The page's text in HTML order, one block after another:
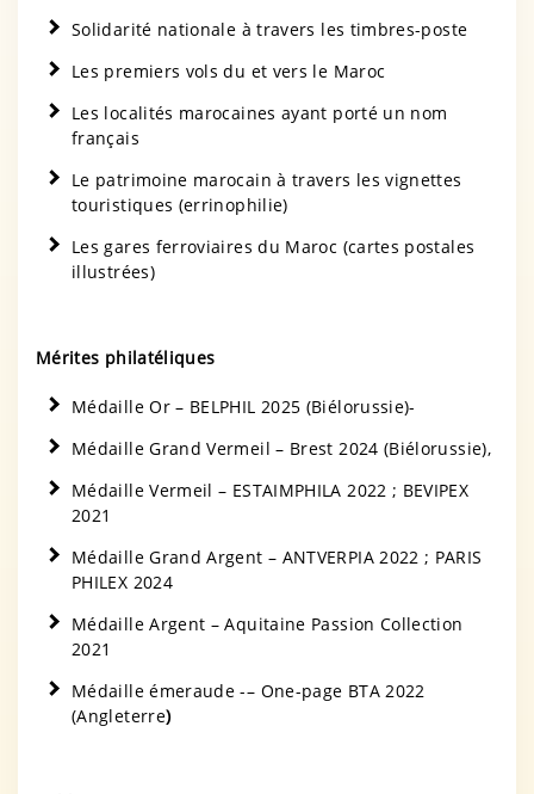
Solidarité nationale à travers les timbres-poste
Les premiers vols du et vers le Maroc
Les localités marocaines ayant porté un nom
français
Le patrimoine marocain à travers les vignettes
touristiques (errinophilie)
Les gares ferroviaires du Maroc (cartes postales
illustrées)
Mérites philatéliques
Médaille Or – BELPHIL 2025 (Biélorussie)-
Médaille Grand Vermeil – Brest 2024 (Biélorussie),
Médaille Vermeil – ESTAIMPHILA 2022 ; BEVIPEX
2021
Médaille Grand Argent – ANTVERPIA 2022 ; PARIS
PHILEX 2024
Médaille Argent – Aquitaine Passion Collection
2021
Médaille émeraude -– One-page BTA 2022
(Angleterre)